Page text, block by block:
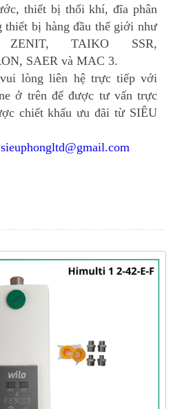
thiết bị thổi khí, đĩa phân
thiết bị hàng đầu thế giới như
TAIKO SSR,
SAER và MAC 3.
lòng liên hệ trực tiếp với
ở trên để được tư vấn trực
chiết khấu ưu đãi từ SIÊU
sieuphongltd@gmail.com